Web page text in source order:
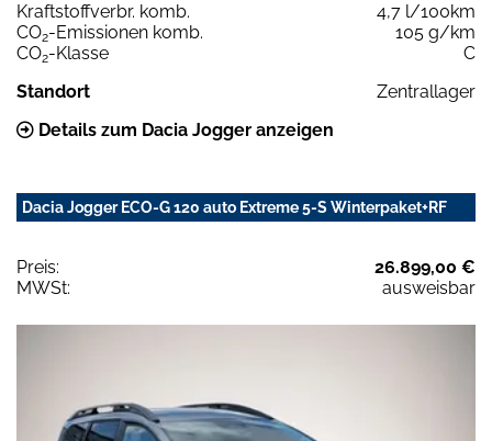
Kraftstoffverbr. komb.
4,7 l/100km
CO2-Emissionen komb.
105 g/km
CO2-Klasse
C
Standort
Zentrallager
Details zum Dacia Jogger anzeigen
Dacia Jogger ECO-G 120 auto Extreme 5-S Winterpaket+RF
Preis:
26.899,00 €
MWSt:
ausweisbar